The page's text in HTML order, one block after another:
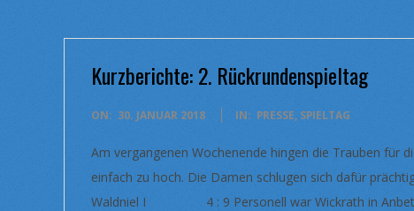
Kurzberichte: 2. Rückrundenspieltag
2018-
30
ON: 30. JANUAR 2018 IN: PRESSE, SPIELTAG
Am vergangenen Wochenende hingen die Trauben für
einfach zu hoch. Die Damen schlugen sich
Waldniel I 4 : 9 Personell war Wickrath in